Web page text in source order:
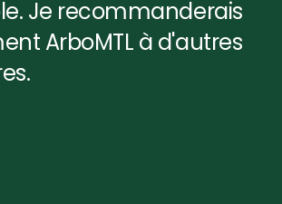
Je recommanderais
ArboMTL à d'autres